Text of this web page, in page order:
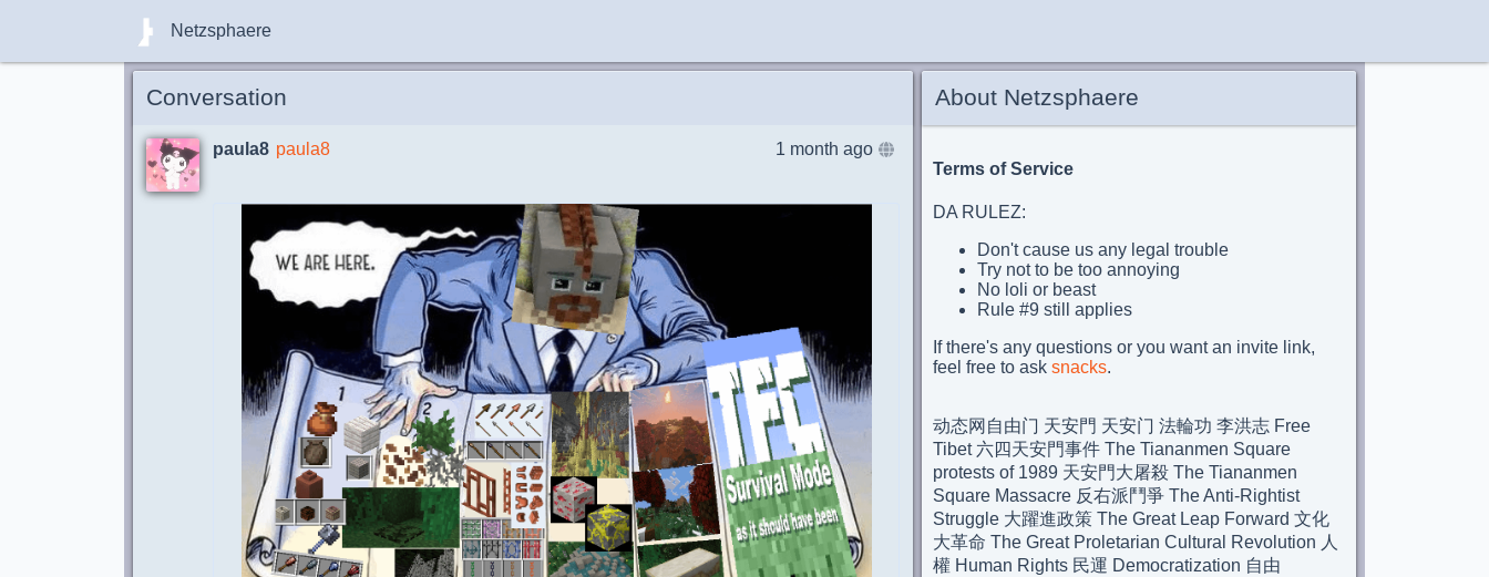
Netzsphaere
Conversation
paula8 paula8 1 month ago
About Netzsphaere
Terms of Service
DA RULEZ:
Don't cause us any legal trouble
Try not to be too annoying
No loli or beast
Rule #9 still applies
If there's any questions or you want an invite link,
feel free to ask snacks.
动态网自由门 天安門 天安门 法輪功 李洪志 Free
Tibet 六四天安門事件 The Tiananmen Square
protests of 1989 天安門大屠殺 The Tiananmen
Square Massacre 反右派鬥爭 The Anti-Rightist
Struggle 大躍進政策 The Great Leap Forward 文化
大革命 The Great Proletarian Cultural Revolution 人
權 Human Rights 民運 Democratization 自由